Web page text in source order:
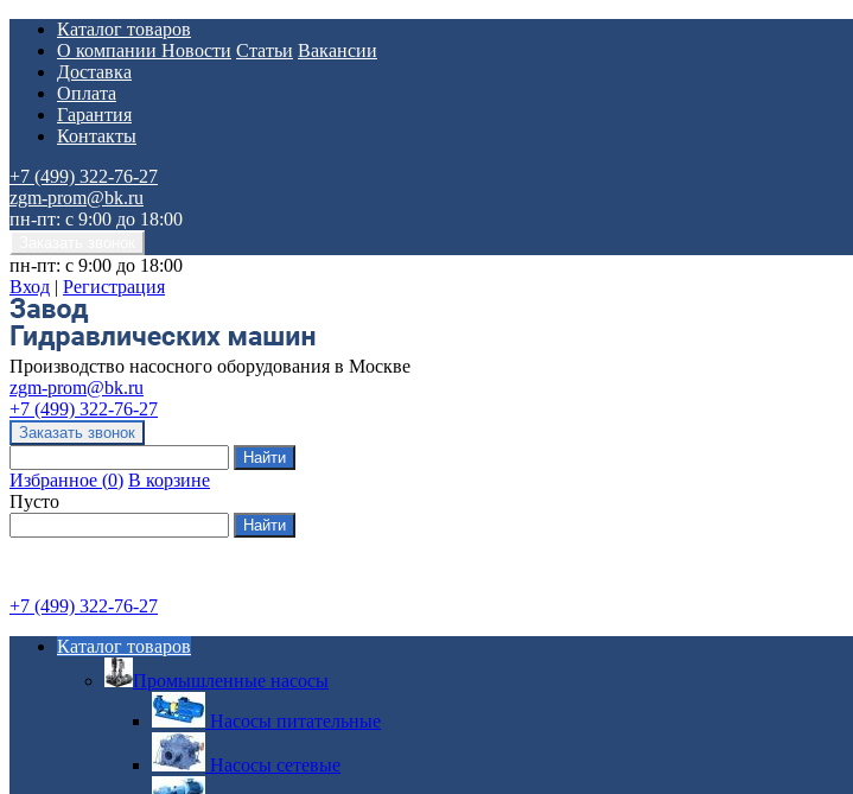
Каталог товаров
О компании Новости Статьи Вакансии
Доставка
Оплата
Гарантия
Контакты
+7 (499) 322-76-27
zgm-prom@bk.ru
пн-пт: с 9:00 до 18:00
пн-пт: с 9:00 до 18:00
Вход | Регистрация
Производство насосного оборудования в Москве
zgm-prom@bk.ru
+7 (499) 322-76-27
Избранное (0) В корзине
Пусто
+7 (499) 322-76-27
Каталог товаров
Промышленные насосы
Насосы питательные
Насосы сетевые